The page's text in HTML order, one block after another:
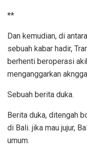
**
Dan kemudian, di
sebuah kabar hadir,
berhenti beroperasi
menganggarkan
Sebuah berita duka.
Berita duka, ditengah
di Bali. jika mau jujur,
umum.